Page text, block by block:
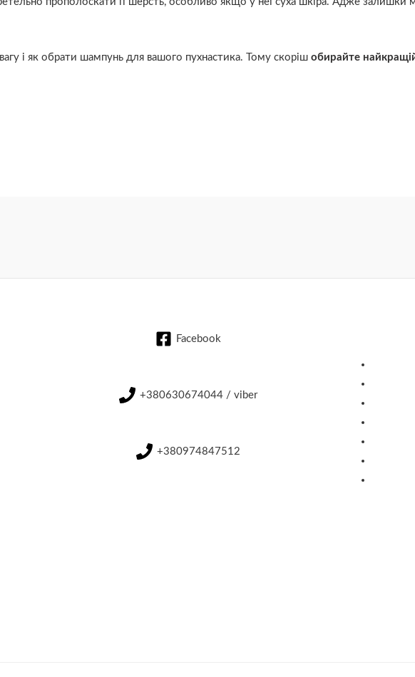
і як обрати шампунь для вашого пухнастика. Тому скорішобирайте
Facebook
+380630674044 / viber
+380974847512